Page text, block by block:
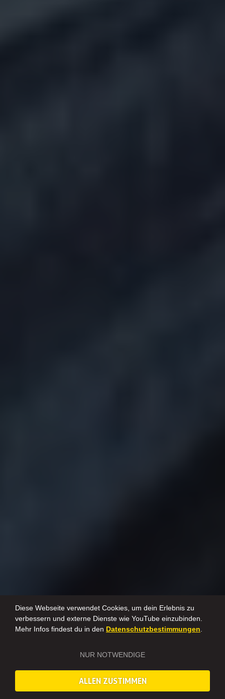
Diese Webseite verwendet Cookies, um dein Erlebnis zu
verbessern und externe Dienste wie YouTube einzubinden.
Mehr Infos findest du in den Datenschutzbestimmungen.
NUR NOTWENDIGE
ALLEN ZUSTIMMEN